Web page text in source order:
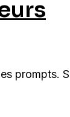
prompts.